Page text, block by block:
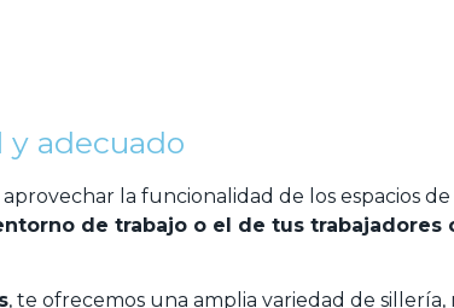
y adecuado
la funcionalidad de los espacios de
de trabajo o el de tus trabajadores
, te ofrecemos una amplia variedad de sillería,